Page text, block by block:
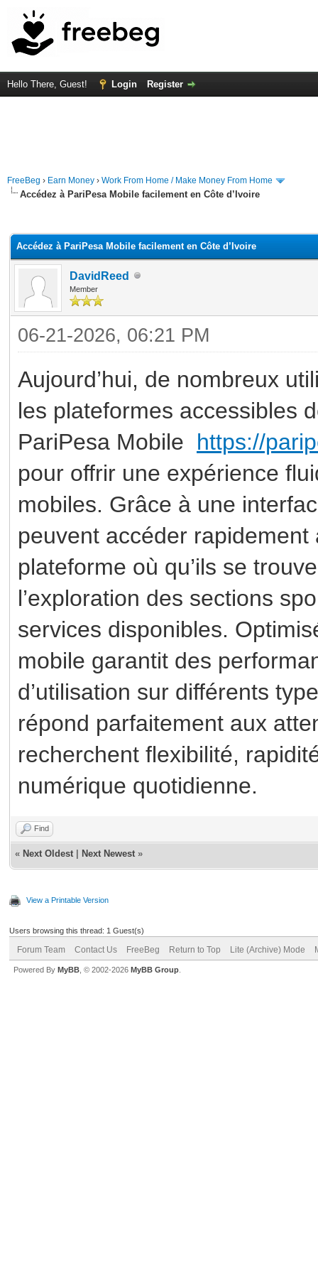
Hello There, Guest! Login Register
FreeBeg › Earn Money › Work From Home / Make Money From Home
Accédez à PariPesa Mobile facilement en Côte d’Ivoire
Accédez à PariPesa Mobile facilement en Côte d’Ivoire
DavidReed
Member
06-21-2026, 06:21 PM
Aujourd’hui, de nombreux
les plateformes accessibles
PariPesa Mobile https://
pour offrir une expérience
mobiles. Grâce à une
peuvent accéder
plateforme où qu’ils se
l’exploration des sections
services disponibles.
mobile garantit des
d’utilisation sur différents
répond parfaitement aux
recherchent flexibilité,
numérique quotidienne.
Find
« Next Oldest Next Newest »
View a Printable Version
Users browsing this thread: 1 Guest(s)
Forum Team Contact Us FreeBeg Return to Top Lite (Archive) Mode
Powered By MyBB , © 2002-2026 MyBB Group